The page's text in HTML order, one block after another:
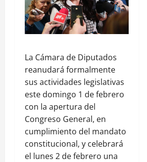
La Cámara de Diputados
reanudará formalmente
sus actividades legislativas
este domingo 1 de febrero
con la apertura del
Congreso General, en
cumplimiento del mandato
constitucional, y celebrará
el lunes 2 de febrero una